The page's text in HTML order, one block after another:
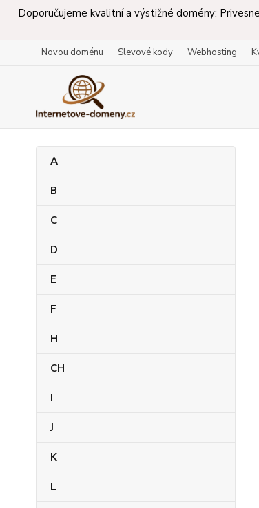
Doporučujeme kvalitní a výstižné domény:
Novou doménu Slevové kody Webhosting
A
B
C
D
E
F
H
CH
I
J
K
L